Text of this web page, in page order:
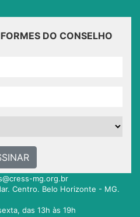
DO CONSELHO
mg.org.br
Centro. Belo Horizonte - MG.
das 13h às 19h